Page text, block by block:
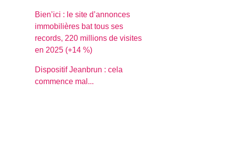
Bien’ici : le site d’annonces
immobilières bat tous ses
records, 220 millions de visites
en 2025 (+14 %)
Dispositif Jeanbrun : cela
commence mal...